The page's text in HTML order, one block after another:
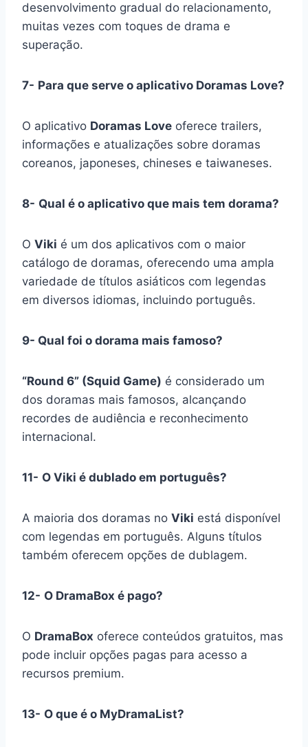
desenvolvimento gradual do relacionamento,
muitas vezes com toques de drama e
superação.
7- Para que serve o aplicativo Doramas Love?
O aplicativo Doramas Love oferece trailers,
informações e atualizações sobre doramas
coreanos, japoneses, chineses e taiwaneses.
8- Qual é o aplicativo que mais tem dorama?
O Viki é um dos aplicativos com o maior
catálogo de doramas, oferecendo uma ampla
variedade de títulos asiáticos com legendas
em diversos idiomas, incluindo português.
9- Qual foi o dorama mais famoso?
“Round 6” (Squid Game) é considerado um
dos doramas mais famosos, alcançando
recordes de audiência e reconhecimento
internacional.
11- O Viki é dublado em português?
A maioria dos doramas no Viki está disponível
com legendas em português. Alguns títulos
também oferecem opções de dublagem.
12- O DramaBox é pago?
O DramaBox oferece conteúdos gratuitos, mas
pode incluir opções pagas para acesso a
recursos premium.
13- O que é o MyDramaList?